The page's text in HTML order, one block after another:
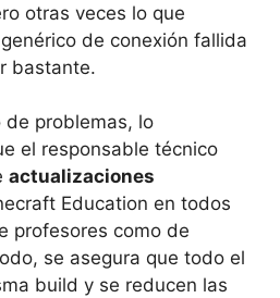
otras veces lo que
de conexión fallida
bastante.
de problemas, lo
el responsable técnico
actualizaciones
Education en todos
profesores como de
se asegura que todo el
build y se reducen las